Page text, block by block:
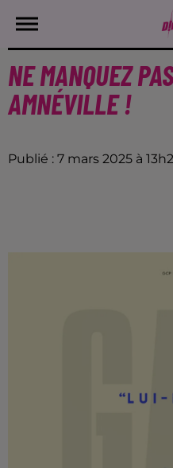
NE MANQUEZ
AMNÉVILLE !
Publié : 7 mars 2025 à